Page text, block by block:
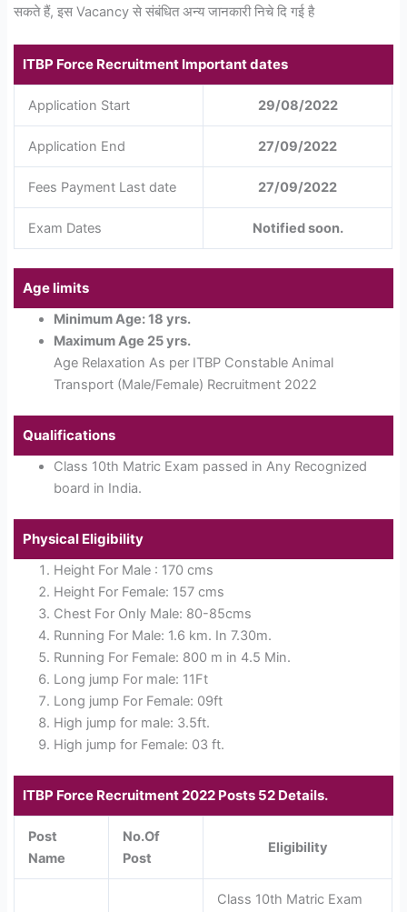
सकते हैं, इस Vacancy से संबंधित अन्य जानकारी निचे दि गई है
ITBP Force Recruitment Important dates
Application Start 29/08/2022
Application End 27/09/2022
Fees Payment Last date 27/09/2022
Exam Dates Notified soon.
Age limits
Minimum Age: 18 yrs.
Maximum Age 25 yrs.
Age Relaxation As per ITBP Constable Animal
Transport (Male/Female) Recruitment 2022
Qualifications
Class 10th Matric Exam passed in Any Recognized
board in India.
Physical Eligibility
Height For Male : 170 cms
Height For Female: 157 cms
Chest For Only Male: 80-85cms
Running For Male: 1.6 km. In 7.30m.
Running For Female: 800 m in 4.5 Min.
Long jump For male: 11Ft
Long jump For Female: 09ft
High jump for male: 3.5ft.
High jump for Female: 03 ft.
ITBP Force Recruitment 2022 Posts 52 Details.
Post
Name
No.Of
Post
Eligibility
Class 10th Matric Exam